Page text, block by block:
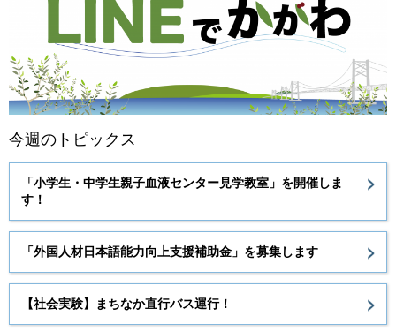
今週のトピックス
「小学生・中学生親子血液センター見学教室」を開催しま
す！
「外国人材日本語能力向上支援補助金」を募集します
【社会実験】まちなか直行バス運行！